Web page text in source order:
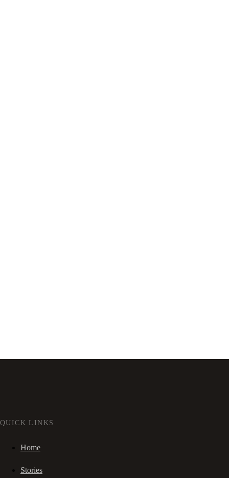
QUICK LINKS
Home
Stories